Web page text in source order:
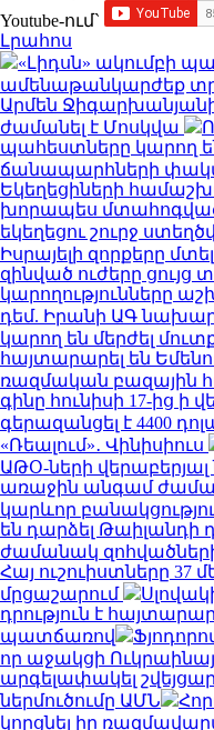
Youtube-ում`
Լրահոս
«Լիդսն» ակումբի
ամենաթանկարժեք
Արմեն
ժամանել է Մոսկվա
պահեստները կարող են
ճանապարհների
Եկեղեցիների
խորապես
եկեղեցու շուրջ
Իսրայելի զորքերը
զինված ուժերը ցույց
կարողությունները
դեմ. Իրանի ԱԳ
կարող են մերժել
հայտարարել են
ռազմական բազային
գինը հունիսի 17-ից
գերազանցել է 4400
«Ռեալում»․ Վինիսիուս
ԱԹՕ-ների վերաբերյալ
առաջին անգամ
կարևոր
են դարձել Թաիլանդի
ժամանակ
Հայ ուշուիստները 37
մրցաշարում
դրություն է
պատճառով
որ աջակցի
արգելափակել
ներմուծումը ԱՄՆ
կորցնել իր